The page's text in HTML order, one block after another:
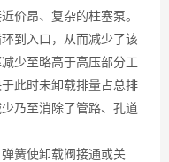
价昂、复杂的柱塞泵。
到入口，从而减少了该
少至略高于高压部分工
此时未卸载排量占总排
乃至消除了管路、孔道
簧使卸载阀接通或关